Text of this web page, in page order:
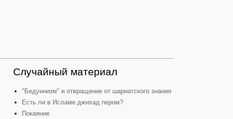
Случайный материал
"Бедуинизм" и отвращение от шариатского знания
Есть ли в Исламе джихад пером?
Покаяние